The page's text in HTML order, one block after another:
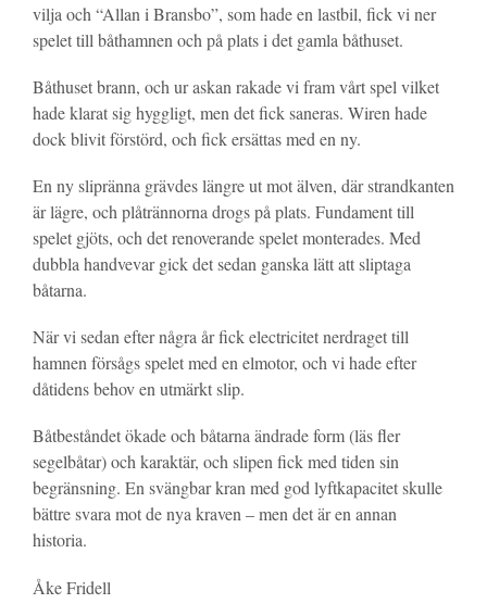
vilja och “Allan i Bransbo”, som hade en lastbil, fick vi ner
spelet till båthamnen och på plats i det gamla båthuset.
Båthuset brann, och ur askan rakade vi fram vårt spel vilket
hade klarat sig hyggligt, men det fick saneras. Wiren hade
dock blivit förstörd, och fick ersättas med en ny.
En ny slipränna grävdes längre ut mot älven, där strandkanten
är lägre, och plåtrännorna drogs på plats. Fundament till
spelet gjöts, och det renoverande spelet monterades. Med
dubbla handvevar gick det sedan ganska lätt att sliptaga
båtarna.
När vi sedan efter några år fick electricitet nerdraget till
hamnen försågs spelet med en elmotor, och vi hade efter
dåtidens behov en utmärkt slip.
Båtbeståndet ökade och båtarna ändrade form (läs fler
segelbåtar) och karaktär, och slipen fick med tiden sin
begränsning. En svängbar kran med god lyftkapacitet skulle
bättre svara mot de nya kraven – men det är en annan
historia.
Åke Fridell